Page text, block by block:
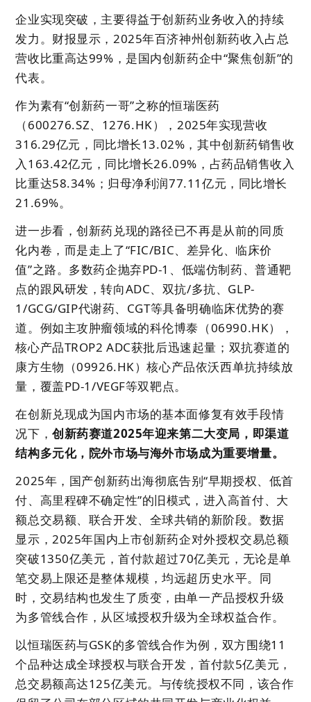
企业实现突破，主要得益于创新药业务收入的持续
发力。财报显示，2025年百济神州创新药收入占总
营收比重高达99%，是国内创新药企中“聚焦创新”的
代表。
作为素有“创新药一哥”之称的恒瑞医药
（600276.SZ、1276.HK），2025年实现营收
316.29亿元，同比增长13.02%，其中创新药销售收
入163.42亿元，同比增长26.09%，占药品销售收入
比重达58.34%；归母净利润77.11亿元，同比增长
21.69%。
进一步看，创新药兑现的路径已不再是从前的同质
化内卷，而是走上了“FIC/BIC、差异化、临床价
值”之路。多数药企抛弃PD-1、低端仿制药、普通靶
点的跟风研发，转向ADC、双抗/多抗、GLP-
1/GCG/GIP代谢药、CGT等具备明确临床优势的赛
道。例如主攻肿瘤领域的科伦博泰（06990.HK），
核心产品TROP2 ADC获批后迅速起量；双抗赛道的
康方生物（09926.HK）核心产品依沃西单抗持续放
量，覆盖PD-1/VEGF等双靶点。
在创新兑现成为国内市场的基本面修复有效手段情
况下，创新药赛道2025年迎来第二大变局，即渠道
结构多元化，院外市场与海外市场成为重要增量。
2025年，国产创新药出海彻底告别“早期授权、低首
付、高里程碑不确定性”的旧模式，进入高首付、大
额总交易额、联合开发、全球共销的新阶段。数据
显示，2025年国内上市创新药企对外授权交易总额
突破1350亿美元，首付款超过70亿美元，无论是单
笔交易上限还是整体规模，均远超历史水平。同
时，交易结构也发生了质变，由单一产品授权升级
为多管线合作，从区域授权升级为全球权益合作。
以恒瑞医药与GSK的多管线合作为例，双方围绕11
个品种达成全球授权与联合开发，首付款5亿美元，
总交易额高达125亿美元。与传统授权不同，该合作